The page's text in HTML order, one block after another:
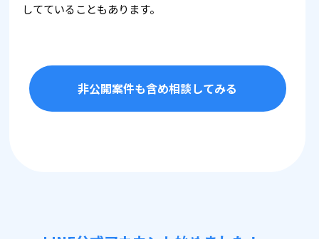
してていることもあります。
非公開案件も含め相談してみる